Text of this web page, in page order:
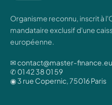
Organisme reconnu, inscrit à
mandataire exclusif d'une
européenne.
✉ contact@master-finance.eu
✆ 01 42 38 01 59
◉ 3 rue Copernic, 75016 Paris